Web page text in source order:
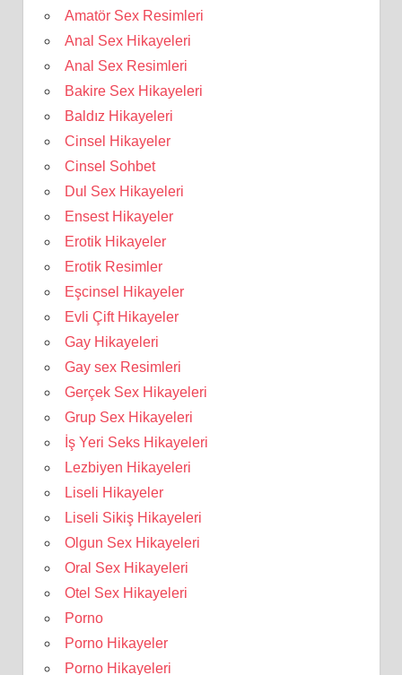
Amatör Sex Resimleri
Anal Sex Hikayeleri
Anal Sex Resimleri
Bakire Sex Hikayeleri
Baldız Hikayeleri
Cinsel Hikayeler
Cinsel Sohbet
Dul Sex Hikayeleri
Ensest Hikayeler
Erotik Hikayeler
Erotik Resimler
Eşcinsel Hikayeler
Evli Çift Hikayeler
Gay Hikayeleri
Gay sex Resimleri
Gerçek Sex Hikayeleri
Grup Sex Hikayeleri
İş Yeri Seks Hikayeleri
Lezbiyen Hikayeleri
Liseli Hikayeler
Liseli Sikiş Hikayeleri
Olgun Sex Hikayeleri
Oral Sex Hikayeleri
Otel Sex Hikayeleri
Porno
Porno Hikayeler
Porno Hikayeleri